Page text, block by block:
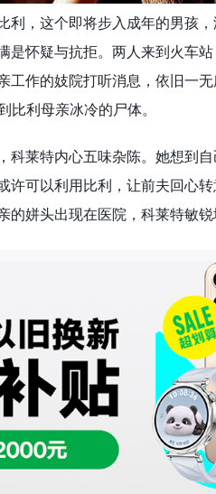
利，这个即将步入成年的男孩
是怀疑与抗拒。两人来到火车
工作的妓院打听消息，依旧一
比利母亲冰冷的尸体。
科莱特内心五味杂陈。她想到
许可以利用比利，让前夫回心
的姘头出现在医院，科莱特敏